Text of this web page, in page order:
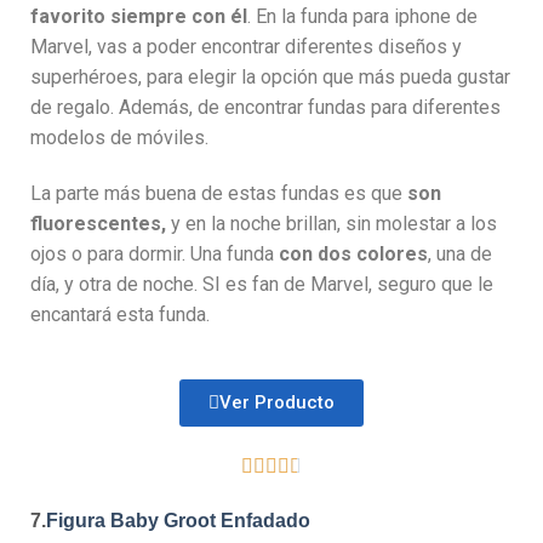
favorito siempre con él. En la funda para iphone de
Marvel, vas a poder encontrar diferentes diseños y
superhéroes, para elegir la opción que más pueda gustar
de regalo. Además, de encontrar fundas para diferentes
modelos de móviles.
La parte más buena de estas fundas es que son
fluorescentes, y en la noche brillan, sin molestar a los
ojos o para dormir. Una funda con dos colores, una de
día, y otra de noche. SI es fan de Marvel, seguro que le
encantará esta funda.
Ver Producto
    
7.Figura Baby Groot Enfadado